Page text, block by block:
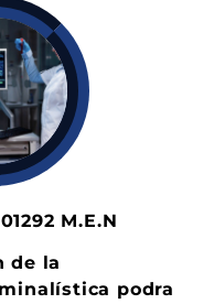
M.E.N
de la
podra